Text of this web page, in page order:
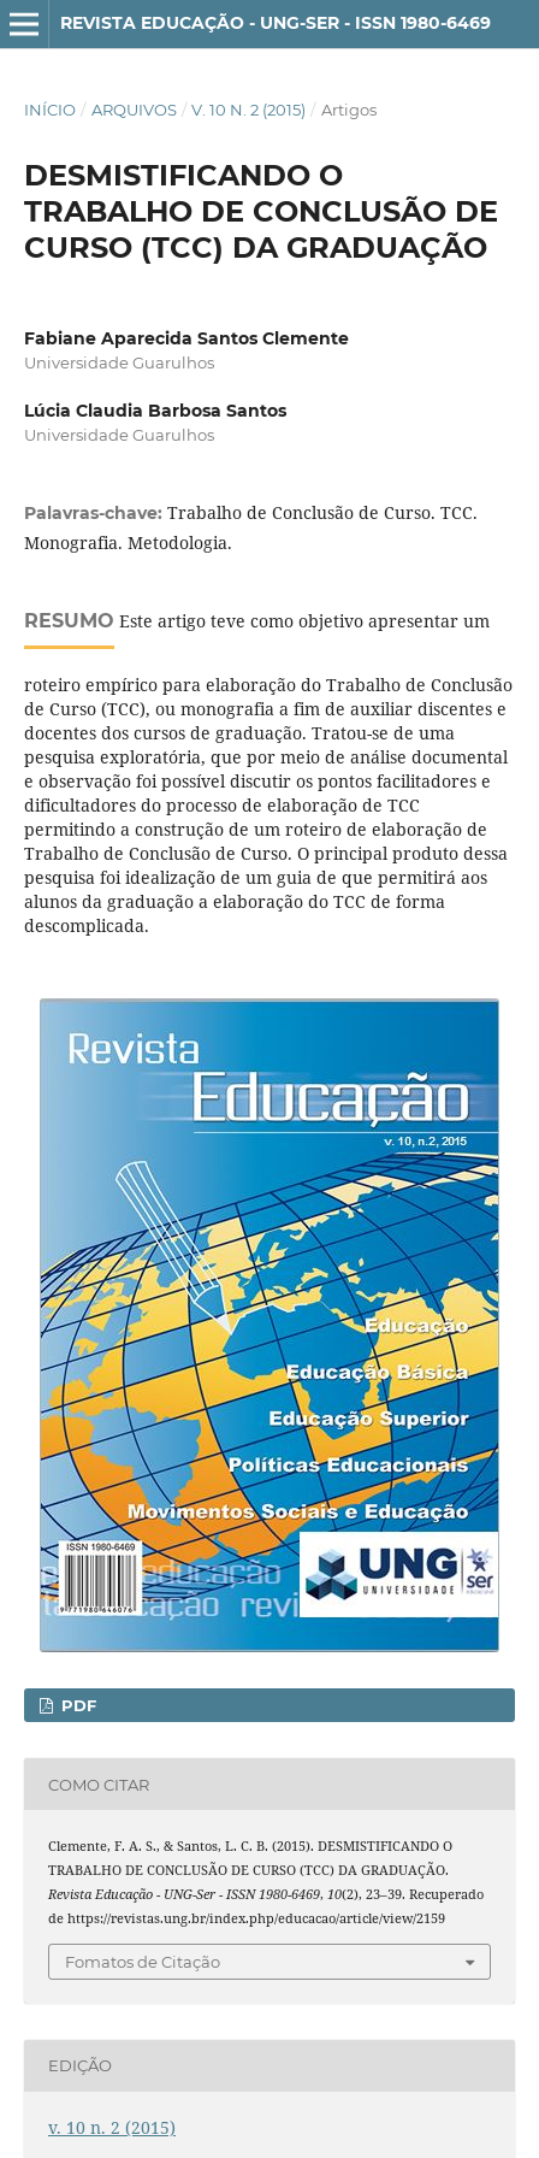
REVISTA EDUCAÇÃO - UNG-SER - ISSN 1980-6469
INÍCIO / ARQUIVOS / V. 10 N. 2 (2015) / Artigos
DESMISTIFICANDO O
TRABALHO DE CONCLUSÃO DE
CURSO (TCC) DA GRADUAÇÃO
Fabiane Aparecida Santos Clemente
Universidade Guarulhos
Lúcia Claudia Barbosa Santos
Universidade Guarulhos
Palavras-chave: Trabalho de Conclusão de Curso. TCC.
Monografia. Metodologia.
RESUMO Este artigo teve como objetivo apresentar um
roteiro empírico para elaboração do Trabalho de Conclusão
de Curso (TCC), ou monografia a fim de auxiliar discentes e
docentes dos cursos de graduação. Tratou-se de uma
pesquisa exploratória, que por meio de análise documental
e observação foi possível discutir os pontos facilitadores e
dificultadores do processo de elaboração de TCC
permitindo a construção de um roteiro de elaboração de
Trabalho de Conclusão de Curso. O principal produto dessa
pesquisa foi idealização de um guia de que permitirá aos
alunos da graduação a elaboração do TCC de forma
descomplicada.
PDF
COMO CITAR
Clemente, F. A. S., & Santos, L. C. B. (2015). DESMISTIFICANDO O
TRABALHO DE CONCLUSÃO DE CURSO (TCC) DA GRADUAÇÃO.
Revista Educação - UNG-Ser - ISSN 1980-6469, 10(2), 23–39. Recuperado
de https://revistas.ung.br/index.php/educacao/article/view/2159
Fomatos de Citação
EDIÇÃO
v. 10 n. 2 (2015)